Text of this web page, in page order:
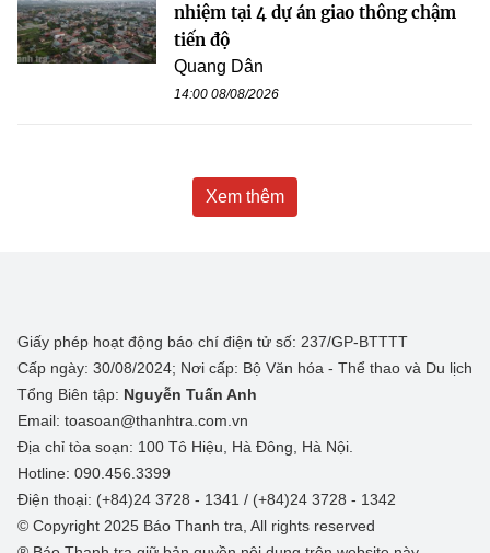
nhiệm tại 4 dự án giao thông chậm
tiến độ
Quang Dân
14:00 08/08/2026
Xem thêm
Giấy phép hoạt động báo chí điện tử số: 237/GP-BTTTT
Cấp ngày: 30/08/2024; Nơi cấp: Bộ Văn hóa - Thể thao và Du lịch
Tổng Biên tập: Nguyễn Tuấn Anh
Email: toasoan@thanhtra.com.vn
Địa chỉ tòa soạn: 100 Tô Hiệu, Hà Đông, Hà Nội.
Hotline: 090.456.3399
Điện thoại: (+84)24 3728 - 1341 / (+84)24 3728 - 1342
© Copyright 2025 Báo Thanh tra, All rights reserved